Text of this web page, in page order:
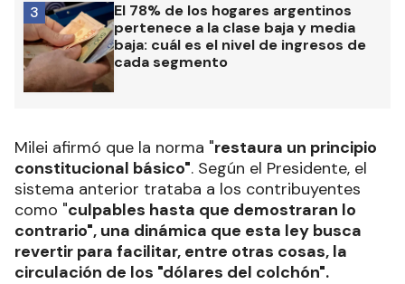
El 78% de los hogares argentinos
pertenece a la clase baja y media
baja: cuál es el nivel de ingresos de
cada segmento
3
Milei afirmó que la norma "restaura un principio
constitucional básico". Según el Presidente, el
sistema anterior trataba a los contribuyentes
como "culpables hasta que demostraran lo
contrario", una dinámica que esta ley busca
revertir para facilitar, entre otras cosas, la
circulación de los "dólares del colchón".